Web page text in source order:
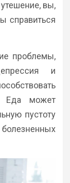
утешение, вы,
справиться
проблемы,
и
Еда может
пустоту